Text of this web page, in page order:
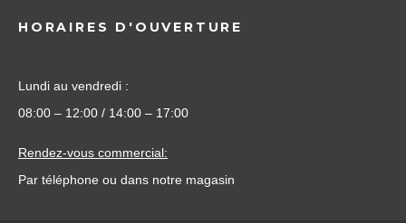
HORAIRES D'OUVERTURE
Lundi au vendredi :
08:00 – 12:00 / 14:00 – 17:00
Rendez-vous commercial:
Par téléphone ou dans notre magasin